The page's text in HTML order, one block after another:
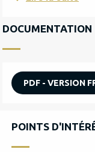
DOCUMENTATION
PDF - VERSION
POINTS
POINTS